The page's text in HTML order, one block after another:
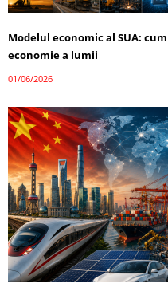
Modelul economic al SUA:
economie a lumii
01/06/2026